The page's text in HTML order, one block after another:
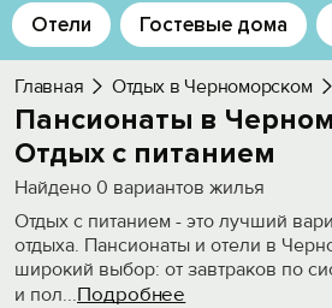
История просмотра
Добавить свой объект
Отели Гостевые дома
Главная Отдых в Черноморском
Пансионаты в
Отдых с питанием
Найдено 0 вариантов жилья
Отдых с питанием - это лучший
отдыха. Пансионаты и отели в
широкий выбор: от завтраков по
и пол...Подробнее